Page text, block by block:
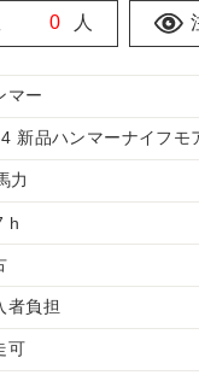
0 人
マー
新品ハンマーナイフモ
力
h
者負担
可